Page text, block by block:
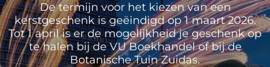
De termijn voor het kiezen van een
kerstgeschenk is geëindigd op 1 maart 2026.
Tot 1 april is er de mogelijkheid je geschenk op
te halen bij de VU Boekhandel of bij de
Botanische Tuin Zuidas.